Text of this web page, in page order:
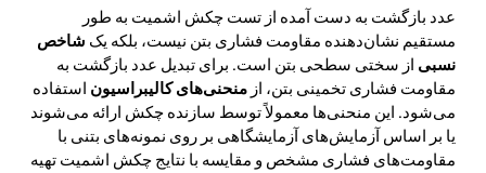
عدد بازگشت به دست آمده از تست چکش اشمیت به طور
مستقیم نشان‌دهنده مقاومت فشاری بتن نیست، بلکه یک شاخص
نسبی از سختی سطحی بتن است. برای تبدیل عدد بازگشت به
مقاومت فشاری تخمینی بتن، از منحنی‌های کالیبراسیون استفاده
می‌شود. این منحنی‌ها معمولاً توسط سازنده چکش ارائه می‌شوند
یا بر اساس آزمایش‌های آزمایشگاهی بر روی نمونه‌های بتنی با
مقاومت‌های فشاری مشخص و مقایسه با نتایج چکش اشمیت تهیه